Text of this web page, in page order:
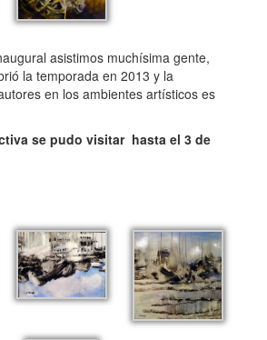
asistimos muchísima gente,
la temporada en 2013 y la
en los ambientes artísticos es
se pudo visitar hasta el 3 de